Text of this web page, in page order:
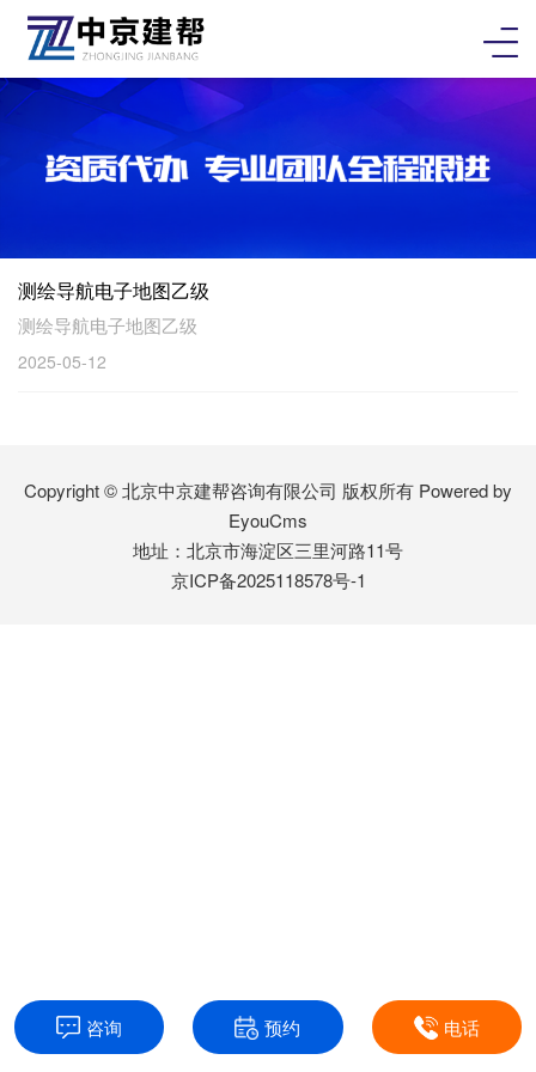
测绘导航电子地图乙级
测绘导航电子地图乙级
2025-05-12
Copyright © 北京中京建帮咨询有限公司 版权所有 Powered by
EyouCms
地址：北京市海淀区三里河路11号
京ICP备2025118578号-1
咨询 预约 电话